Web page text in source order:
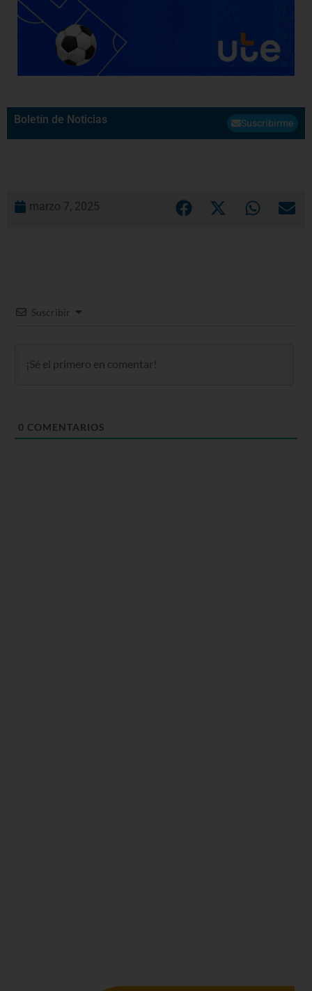
Boletín de Noticias Suscribirme
marzo 7, 2025
Suscribir
0 COMENTARIOS